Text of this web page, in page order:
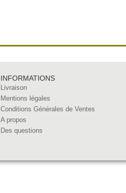
INFORMATIONS
Livraison
Mentions légales
Conditions Générales de Ventes
A propos
Des questions